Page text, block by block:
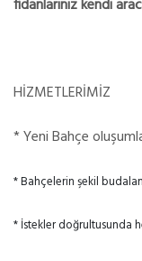
fidanlarınız kendi
HİZMETLERİMİZ
* Yeni Bahçe
* Bahçelerin şekil
* İstekler doğrultusunda